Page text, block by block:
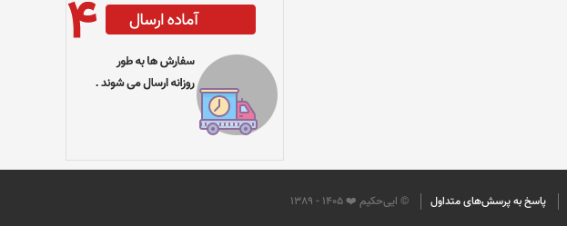
پاسخ به پرسش‌های متداول
© ایی‌حکیم ❤️ 1405 - 1389